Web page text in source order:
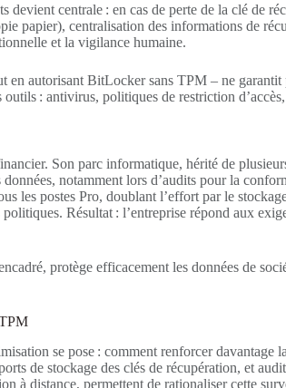
devient centrale : en cas de perte de la clé de
papier), centralisation des informations de
et la vigilance humaine.
en autorisant BitLocker sans TPM – ne garantit
: antivirus, politiques de restriction
Son parc informatique, hérité de
notamment lors d’audits pour la
les postes Pro, doublant l’effort par le
Résultat : l’entreprise répond aux
protège efficacement les données de
se pose : comment renforcer
de stockage des clés de récupération, et
à distance, permettent de rationaliser cette